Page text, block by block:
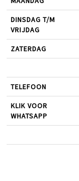
DINSDAG T/M
VRIJDAG
ZATERDAG
TELEFOON
KLIK VOOR
WHATSAPP